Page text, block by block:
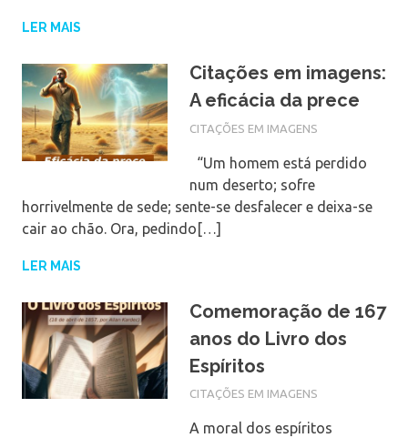
LER MAIS
Citações em imagens:
A eficácia da prece
CITAÇÕES EM IMAGENS
“Um homem está perdido
num deserto; sofre
horrivelmente de sede; sente-se desfalecer e deixa-se
cair ao chão. Ora, pedindo[…]
LER MAIS
Comemoração de 167
anos do Livro dos
Espíritos
CITAÇÕES EM IMAGENS
A moral dos espíritos